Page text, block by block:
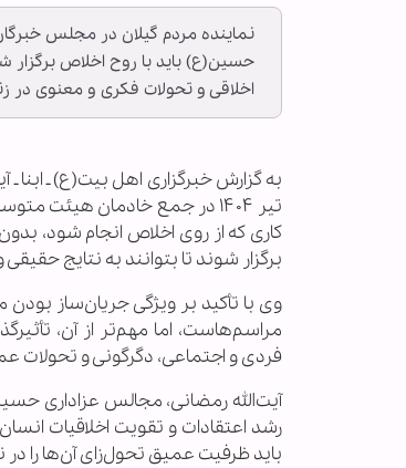
نماینده مردم گیلان در مجلس
حسین(ع) باید با روح اخلاص برگزار
اخلاقی و تحولات فکری و معنوی در
تیر ۱۴۰۴ در جمع خادمان هیئت
کاری که از روی اخلاص انجام شود،
برگزار شوند تا بتوانند به نتایج
وی با تأکید بر ویژگی جریان‌ساز
مراسم‌هاست، اما مهم‌تر از آن،
فردی و اجتماعی، دگرگونی و تحولات
آیت‌الله رمضانی، مجالس عزاداری
رشد اعتقادات و تقویت اخلاقیات
باید ظرفیت عمیق تحول‌زای آن‌ها را